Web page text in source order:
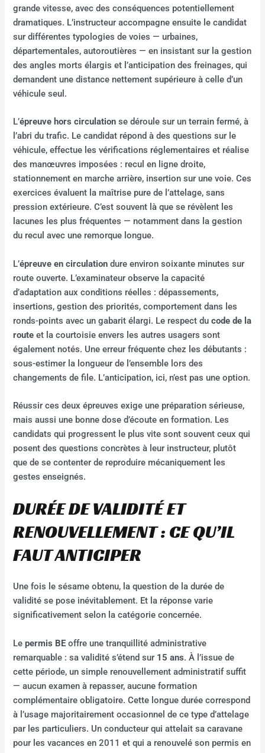
grande vitesse, avec des conséquences potentiellement
dramatiques. L’instructeur accompagne ensuite le candidat
sur différentes typologies de voies — urbaines,
départementales, autoroutières — en insistant sur la gestion
des angles morts élargis et l’anticipation des freinages, qui
demandent une distance nettement supérieure à celle d’un
véhicule seul.
L’épreuve hors circulation se déroule sur un terrain fermé, à
l’abri du trafic. Le candidat répond à des questions sur le
véhicule, effectue les vérifications réglementaires et réalise
des manœuvres imposées : recul en ligne droite,
stationnement en marche arrière, insertion sur une voie. Ces
exercices évaluent la maîtrise pure de l’attelage, sans
pression extérieure. C’est souvent là que se révèlent les
lacunes les plus fréquentes — notamment dans la gestion
du recul avec une remorque longue.
L’épreuve en circulation dure environ soixante minutes sur
route ouverte. L’examinateur observe la capacité
d’adaptation aux conditions réelles : dépassements,
insertions, gestion des priorités, comportement dans les
ronds-points avec un gabarit élargi. Le respect ducode de la
route et la courtoisie envers les autres usagers sont
également notés. Une erreur fréquente chez les débutants :
sous-estimer la longueur de l’ensemble lors des
changements de file. L’anticipation, ici, n’est pas une option.
Réussir ces deux épreuves exige une préparation sérieuse,
mais aussi une bonne dose d’écoute en formation. Les
candidats qui progressent le plus vite sont souvent ceux qui
posent des questions concrètes à leur instructeur, plutôt
que de se contenter de reproduire mécaniquement les
gestes enseignés.
DURÉE DE VALIDITÉ ET
RENOUVELLEMENT : CE QU’IL
FAUT ANTICIPER
Une fois le sésame obtenu, la question de la durée de
validité se pose inévitablement. Et la réponse varie
significativement selon la catégorie concernée.
Lepermis BE offre une tranquillité administrative
remarquable : sa validité s’étend sur 15 ans. À l’issue de
cette période, un simple renouvellement administratif suffit
— aucun examen à repasser, aucune formation
complémentaire obligatoire. Cette longue durée correspond
à l’usage majoritairement occasionnel de ce type d’attelage
par les particuliers. Un conducteur qui attelait sa caravane
pour les vacances en 2011 et qui a renouvelé son permis en